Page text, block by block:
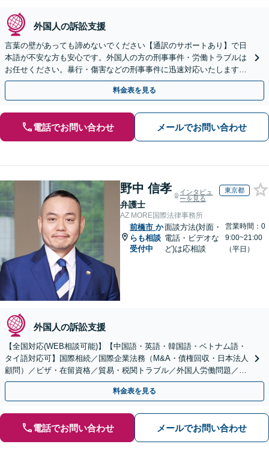
外国人の訴訟支援
言葉の壁があっても諦めないでください【通訳のサポートあり】で日
本語が不安な方も安心です。外国人の方の刑事事件・労働トラブルは
お任せください。暴行・傷害などの刑事事件に迅速対応いたします。
【事前予約で休日・夜間面談可】
料金表を見る
電話でお問い合わせ メールでお問い合わせ
野中 信孝
弁護士
インタビュ
ーを見る
東京都
AZ MORE国際法律事務所
前橋市 か
らも相談
受付中
面談方法(対面・
電話・ビデオな
ど)は応相談
営業時間：0
9:00~21:00
（平日）
外国人の訴訟支援
【全国対応(WEB相談可能)】【中国語・英語・韓国語・ベトナム語・
タイ語対応可】国際相続／国際企業法務（M&A・債権回収・日本法人
顧問）／ビザ・在留資格／貿易・税関トラブル／外国人労働問題／外
国人刑事事件など、幅広いご相談に対応可能
料金表を見る
電話でお問い合わせ メールでお問い合わせ